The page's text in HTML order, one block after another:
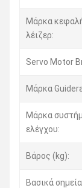
Μάρκα
λέιζερ:
Servo Motor
Μάρκα
Μάρκα
ελέγχου:
Βάρος (kg):
Βασικά σημεία